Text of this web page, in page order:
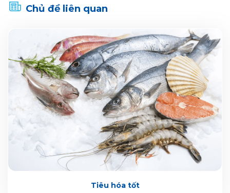
Chủ đề liên quan
Tiêu hóa tốt